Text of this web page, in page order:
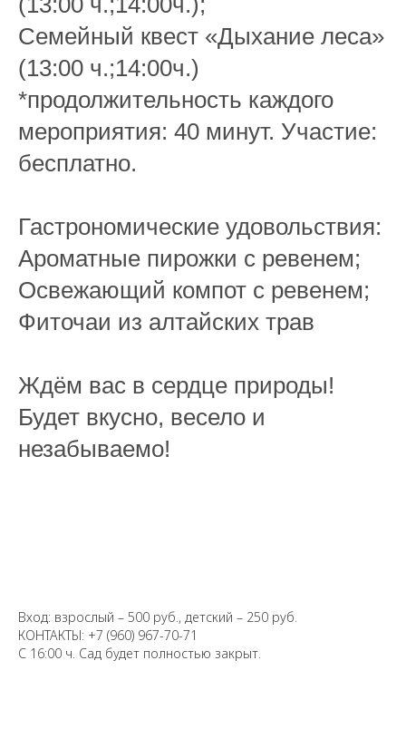
Семейный квест «Дыхание леса»
(13:00 ч.;14:00ч.)
*продолжительность каждого
мероприятия: 40 минут. Участие:
бесплатно.
Гастрономические удовольствия:
Ароматные пирожки с ревенем;
Освежающий компот с ревенем;
Фиточаи из алтайских трав
Ждём вас в сердце природы!
Будет вкусно, весело и
незабываемо!
Вход: взрослый – 500 руб., детский – 250 руб.
КОНТАКТЫ: +7 (960) 967-70-71
С 16:00 ч. Сад будет полностью закрыт.